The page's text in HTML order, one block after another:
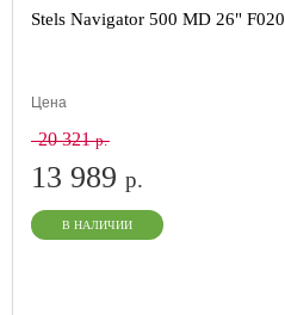
Stels Navigator 500 MD 26" F020
Цена
20 321р.
13 989 р.
В НАЛИЧИИ